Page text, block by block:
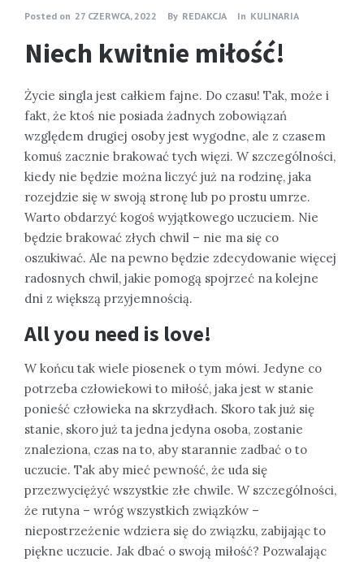
Posted on 27 CZERWCA, 2022 By REDAKCJA In KULINARIA
Niech kwitnie miłość!
Życie singla jest całkiem fajne. Do czasu! Tak, może i
fakt, że ktoś nie posiada żadnych zobowiązań
względem drugiej osoby jest wygodne, ale z czasem
komuś zacznie brakować tych więzi. W szczególności,
kiedy nie będzie można liczyć już na rodzinę, jaka
rozejdzie się w swoją stronę lub po prostu umrze.
Warto obdarzyć kogoś wyjątkowego uczuciem. Nie
będzie brakować złych chwil – nie ma się co
oszukiwać. Ale na pewno będzie zdecydowanie więcej
radosnych chwil, jakie pomogą spojrzeć na kolejne
dni z większą przyjemnością.
All you need is love!
W końcu tak wiele piosenek o tym mówi. Jedyne co
potrzeba człowiekowi to miłość, jaka jest w stanie
ponieść człowieka na skrzydłach. Skoro tak już się
stanie, skoro już ta jedna jedyna osoba, zostanie
znaleziona, czas na to, aby starannie zadbać o to
uczucie. Tak aby mieć pewność, że uda się
przezwyciężyć wszystkie złe chwile. W szczególności,
że rutyna – wróg wszystkich związków –
niepostrzeżenie wdziera się do związku, zabijając to
piękne uczucie. Jak dbać o swoją miłość? Pozwalając